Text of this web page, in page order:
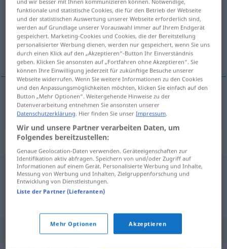
Übersicht aller Übersetzungen
(Für mehr Details die Übersetzung anklicken/antippen)
ugrijati
ugrijati(-javati) erhitzen
Synonyme für "erhitzen"
heizen,erwärmen
funktionale und statistische Cookies, die für den Betrieb der Webseite
und der statistischen Auswertung unserer Webseite erforderlich sind,
werden auf Grundlage unserer Vorauswahl immer auf Ihrem Endgerät
gespeichert. Marketing-Cookies und Cookies, die der Bereitstellung
personalisierter Werbung dienen, werden nur gespeichert, wenn Sie uns
durch einen Klick auf den „Akzeptieren“-Button Ihr Einverständnis
geben. Klicken Sie ansonsten auf „Fortfahren ohne Akzeptieren“. Sie
können Ihre Einwilligung jederzeit für zukünftige Besuche unserer
Webseite widerrufen. Wenn Sie weitere Informationen zu den Cookies
und den Anpassungsmöglichkeiten möchten, klicken Sie einfach auf den
Button „Mehr Optionen“. Weitergehende Hinweise zu der
Datenverarbeitung entnehmen Sie ansonsten unserer
Datenschutzerklärung . Hier finden Sie unserImpressum
Wir und unsere Partner verarbeiten Daten, um
Folgendes bereitzustellen:
Genaue Geolocation-Daten verwenden. Geräteeigenschaften zur
Identifikation aktiv abfragen. Speichern von und/oder Zugriff auf
Informationen auf einem Gerät. Personalisierte Werbung und Inhalte,
Messung von Werbung und Inhalten, Zielgruppenforschung und
Entwicklung von Dienstleistungen.
Liste der Partner (Lieferanten)
Mehr Optionen Akzeptieren